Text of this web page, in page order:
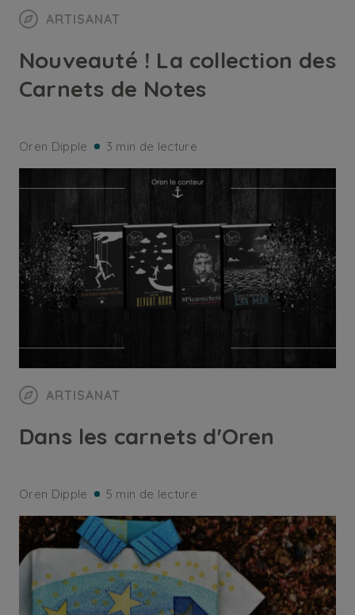
ARTISANAT
Nouveauté ! La collection des
Carnets de Notes
Oren Dipple 3 min de lecture
ARTISANAT
Dans les carnets d'Oren
Oren Dipple 5 min de lecture